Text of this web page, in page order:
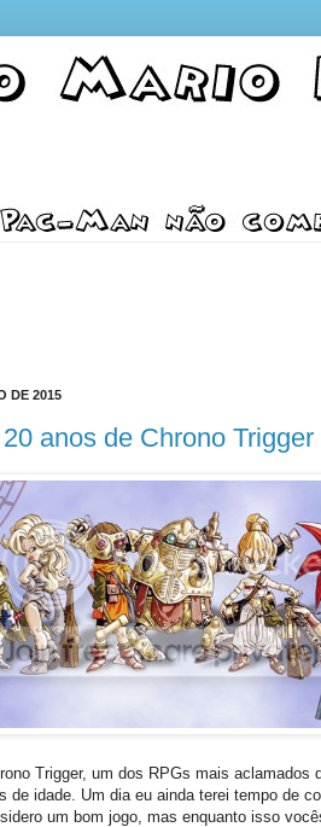
DE 2015
anos de Chrono Trigger
Trigger, um dos RPGs mais aclamados
de idade. Um dia eu ainda terei tempo de
um bom jogo, mas enquanto isso